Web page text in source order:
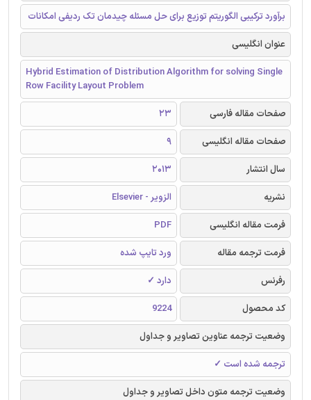
برآورد ترکیبی الگوریتم توزیع برای حل مسئله چیدمان تک ردیفی امکانات
عنوان انگلیسی
Hybrid Estimation of Distribution Algorithm for solving Single
Row Facility Layout Problem
صفحات مقاله فارسی
23
صفحات مقاله انگلیسی
9
سال انتشار
2013
نشریه
الزویر - Elsevier
فرمت مقاله انگلیسی
PDF
فرمت ترجمه مقاله
ورد تایپ شده
رفرنس
دارد ✓
کد محصول
9224
وضعیت ترجمه عناوین تصاویر و جداول
ترجمه شده است ✓
وضعیت ترجمه متون داخل تصاویر و جداول